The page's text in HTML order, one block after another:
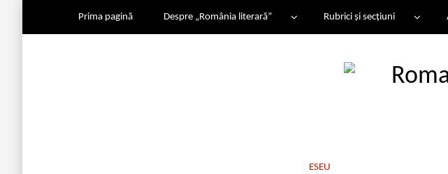
Prima pagină Despre „România literară” Rubrici și secțiuni
ESEU